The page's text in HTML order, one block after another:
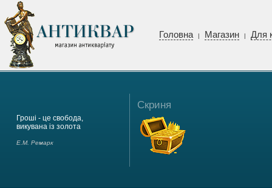
Головна | Магазин | Для
Гроші - це свобода,
викувана із золота
Е.М. Ремарк
Скриня